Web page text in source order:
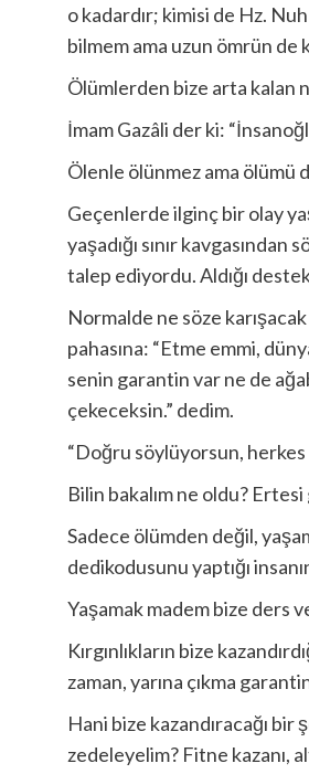
o kadardır; kimisi de Hz.
bilmem ama uzun ömrün de
Ölümlerden bize arta kalan
İmam Gazâli der ki:
Ölenle ölünmez ama ölümü
Geçenlerde ilginç bir olay
yaşadığı sınır
talep ediyordu. Aldığı
Normalde ne söze
pahasına: “Etme emmi,
senin garantin var ne de
çekeceksin.” dedim.
“Doğru söylüyorsun, herkes
Bilin bakalım ne oldu?
Sadece ölümden değil,
dedikodusunu yaptığı
Yaşamak madem bize ders
Kırgınlıkların bize
zaman, yarına çıkma
Hani bize kazandıracağı bir
zedeleyelim? Fitne kazanı,